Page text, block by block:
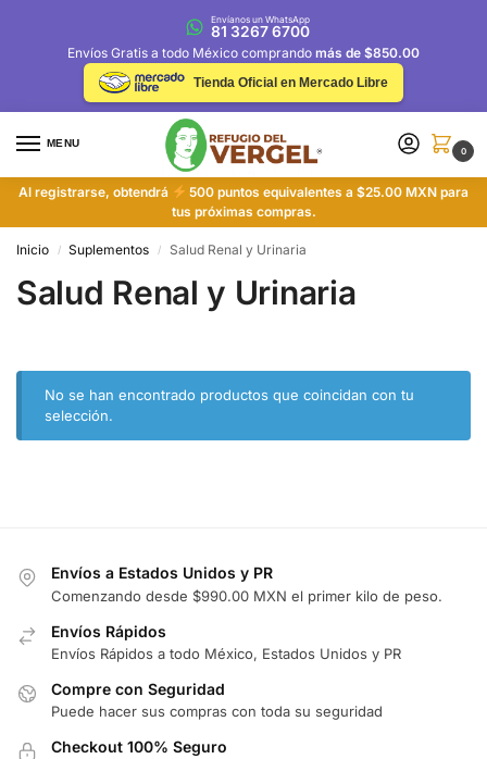
Envíanos un WhatsApp
81 3267 6700
Envíos Gratis a todo México comprando más de $850.00
Tienda Oficial en Mercado Libre
MENU
0
Al registrarse, obtendrá
500 puntos equivalentes a $25.00 MXN para
tus próximas compras.
Inicio / Suplementos / Salud Renal y Urinaria
Salud Renal y Urinaria
No se han encontrado productos que coincidan con tu
selección.
Envíos a Estados Unidos y PR
Comenzando desde $990.00 MXN el primer kilo de peso.
Envíos Rápidos
Envíos Rápidos a todo México, Estados Unidos y PR
Compre con Seguridad
Puede hacer sus compras con toda su seguridad
Checkout 100% Seguro